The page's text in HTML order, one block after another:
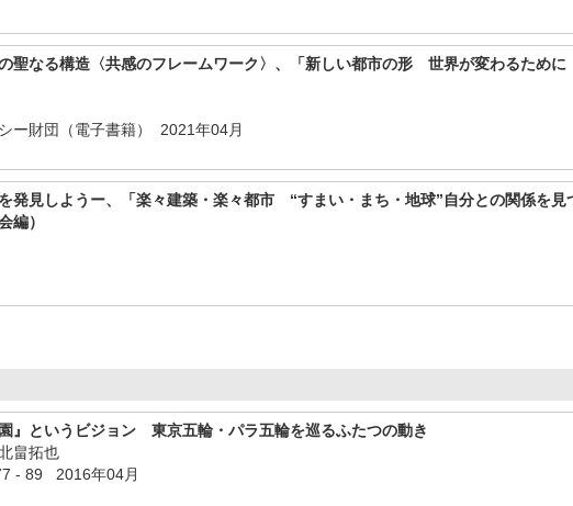
聖なる構造〈共感のフレームワーク〉、「新しい都市の形 世界が変わるため
ー財団（電子書籍） 2021年04月
発見しようー、「楽々建築・楽々都市 “すまい・まち・地球”自分との関係を
編）
』というビジョン 東京五輪・パラ五輪を巡るふたつの動き
畠拓也
- 89 2016年04月